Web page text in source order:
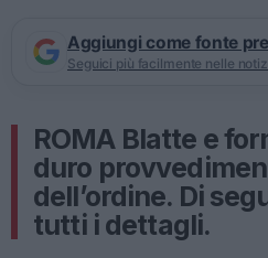
Aggiungi come fonte
Seguici più facilmente nelle
ROMA Blatte e
duro
dell’ordine. Di
tutti i dettagli.